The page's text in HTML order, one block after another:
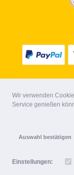
Wir verwenden
Service genießen
Auswahl bestätigen
Einstellungen:
Alle